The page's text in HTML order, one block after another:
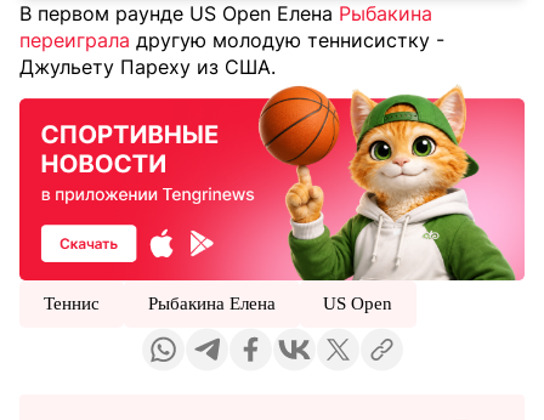
В первом раунде US Open Елена Рыбакина
переиграла другую молодую теннисистку -
Джульету Пареху из США.
Теннис Рыбакина Елена US Open